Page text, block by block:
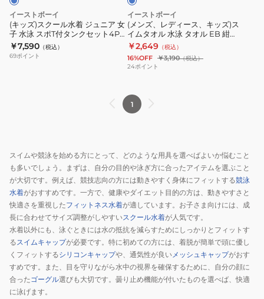
ク
セ
ッ
ト
3363311
4
点
セ
ッ
ト
セ
パ
レ
ー
青
100cm
4363242BLU
ラ
ッ
タ
オ
き
タ
オ
ル
ジ
ュ
ニ
ア
付
タ
ン
ク
セ
ッ
ト
4P
青
130-
イーストボーイ
(キッズ)スクール水着 ジュニア 女
子 水泳 スポT付タンクセット4P
青 130-160サイズ 3363311-BLU 4
点セット セパレート
￥7,590 （税込）
69ポイント
ッ
ズ)
ス
イ
ム
オ
ル
オ
ル
EB
紺
100cm
4363242NVY
ラ
ッ
プ
ー イーストボーイ
(メンズ、レディース、キッズ)ス
イムタオル 水泳 タオル EB 紺
100cm 4363242NVY ラップタオ
ル 巻きタオル
￥2,649 （税込）
16%OFF ￥3,190（税込）
24ポイント
1
スイムや競泳を始める方にとって、どのような用具を選べばよいか悩むこと
も多いでしょう。まずは、自分の目的や泳ぎ方に合ったアイテムを選ぶこと
が大切です。例えば、競技志向の方には動きやすく身体にフィットする競泳
水着がおすすめです。一方で、健康やダイエット目的の方は、動きやすさと
快適さを重視したフィットネス水着が適しています。お子さま向けには、成
長に合わせてサイズ調整がしやすいスクール水着が人気です。
水着以外にも、泳ぐときには水の抵抗を減らすためにしっかりとフィットす
るスイムキャップが必要です。特に初めての方には、着脱が簡単で頭に優し
くフィットするシリコンキャップや、通気性が良いメッシュキャップがおす
すめです。また、目を守りながら水中の視界を確保するために、自分の顔に
合ったゴーグル選びも大切です。曇り止め機能が付いたものを選べば、快適
に泳げます。